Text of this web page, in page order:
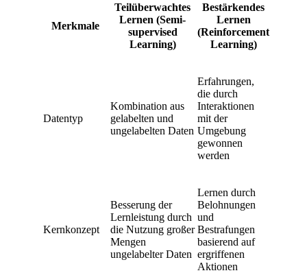
Merkmale
Teilüberwachtes
Lernen (Semi-
supervised
Learning)
Bestärkendes
Lernen
(Reinforcement
Learning)
Datentyp
Kombination aus
gelabelten und
ungelabelten Daten
Erfahrungen,
die durch
Interaktionen
mit der
Umgebung
gewonnen
werden
Kernkonzept
Besserung der
Lernleistung durch
die Nutzung großer
Mengen
ungelabelter Daten
Lernen durch
Belohnungen
und
Bestrafungen
basierend auf
ergriffenen
Aktionen